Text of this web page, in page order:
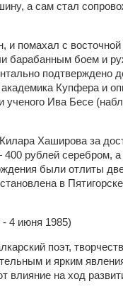
а сам стал
и помахал с
барабанным боем и
подтверждено
Купфера и
ученого Ива Бесе
Хаширова за
рублей серебром, а
были отлиты
в
4 июня 1985)
поэт,
и ярким
влияние на ход